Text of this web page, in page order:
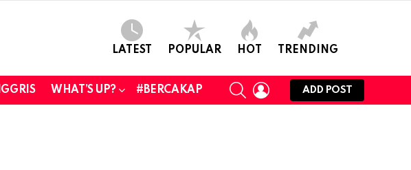
LATEST POPULAR HOT TRENDING
WHAT’S UP? #BERCAKAP
SEARCHLOGIN
ADD POST